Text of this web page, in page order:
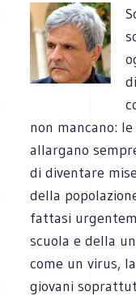
non mancano:
allargano
di diventare
della
fattasi
scuola e della
come un virus,
giovani